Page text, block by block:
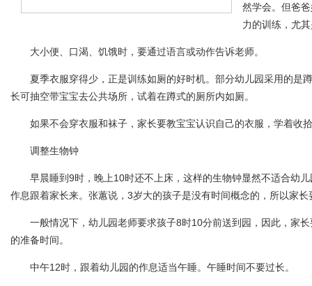
然学会。但爸
力的训练，尤
大小便、口渴、饥饿时，要通过语言或动作告诉老师。
夏季衣服穿得少，正是训练如厕的好时机。部分幼儿园采用的是
长可抽空带宝宝去公共场所，试着在蹲式的厕所内如厕。
如果不会穿衣服和袜子，家长要教宝宝认识自己的衣服，学着收
调整生物钟
早晨睡到9时，晚上10时还不上床，这样的生物钟显然不适合幼儿
作息跟着家长来。张蕙说，3岁大的孩子是没有时间概念的，所以家
一般情况下，幼儿园老师要求孩子8时10分前送到园，因此，家长
的准备时间。
中午12时，跟着幼儿园的作息适当午睡。午睡时间不要过长。